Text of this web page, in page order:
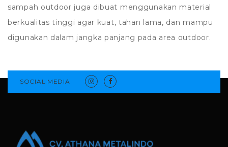
sampah outdoor juga dibuat menggunakan material
berkualitas tinggi agar kuat, tahan lama, dan mampu
digunakan dalam jangka panjang pada area outdoor.
SOCIAL MEDIA